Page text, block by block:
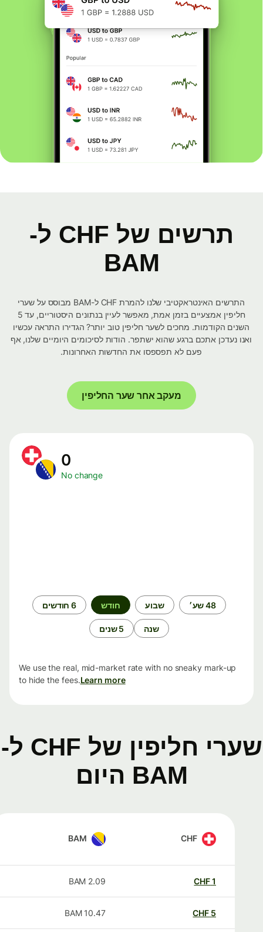
תרשים של CHF ל-
BAM
התרשים האינטראקטיבי שלנו להמרת CHF ל-BAM מבוסס על שערי
חליפין אמצעיים בזמן אמת, מאפשר לעיין בנתונים היסטוריים, עד 5
השנים הקודמות. מחכים לשער חליפין טוב יותר? הגדירו התראה עכשיו
ואנו נעדכן אתכם ברגע שהוא ישתפר. הודות לסיכומים היומיים שלנו, אף
פעם לא תפספסו את החדשות האחרונות.
מעקב אחר שער החליפין
No change
48 שע׳ שבוע חודש 6 חודשים
שנה 5 שנים
We use the real, mid-market rate with no sneaky mark-up
to hide the fees.Learn more
שערי חליפין של CHF ל-
BAM היום
CHF
BAM
CHF
2.09
BAM
CHF
10.47
BAM